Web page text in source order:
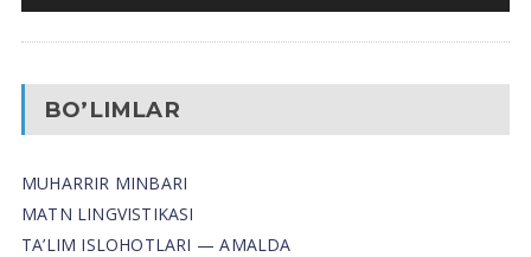
BO’LIMLAR
MUHARRIR MINBARI
MATN LINGVISTIKASI
TA’LIM ISLOHOTLARI — AMALDA